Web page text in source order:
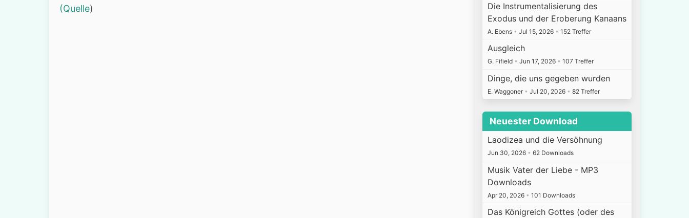
(Quelle)
Die Instrumentalisierung des
Exodus und der Eroberung Kanaans
A. Ebens • Jul 15, 2026 • 152 Treffer
Ausgleich
G. Fifield • Jun 17, 2026 • 107 Treffer
Dinge, die uns gegeben wurden
E. Waggoner • Jul 20, 2026 • 82 Treffer
Neuester Download
Laodizea und die Versöhnung
Jun 30, 2026 • 62 Downloads
Musik Vater der Liebe - MP3
Downloads
Apr 20, 2026 • 101 Downloads
Das Königreich Gottes (oder des